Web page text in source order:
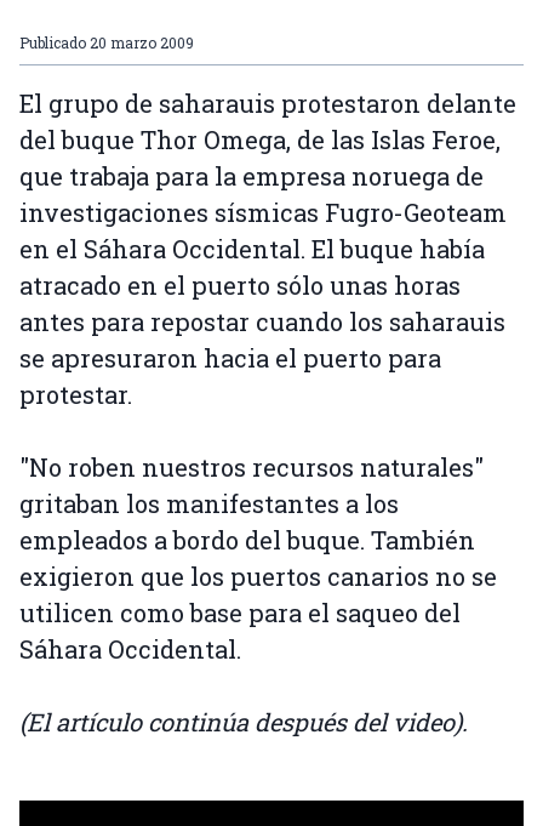
Publicado20 marzo 2009
El grupo de saharauis protestaron delante
del buque Thor Omega, de las Islas Feroe,
que trabaja para la empresa noruega de
investigaciones sísmicas Fugro-Geoteam
en el Sáhara Occidental. El buque había
atracado en el puerto sólo unas horas
antes para repostar cuando los saharauis
se apresuraron hacia el puerto para
protestar.
"No roben nuestros recursos naturales"
gritaban los manifestantes a los
empleados a bordo del buque. También
exigieron que los puertos canarios no se
utilicen como base para el saqueo del
Sáhara Occidental.
(El artículo continúa después del video).